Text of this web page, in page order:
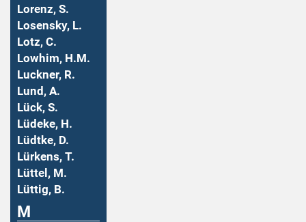
Lorenz, S.
Losensky, L.
Lotz, C.
Lowhim, H.M.
Luckner, R.
Lund, A.
Lück, S.
Lüdeke, H.
Lüdtke, D.
Lürkens, T.
Lüttel, M.
Lüttig, B.
M